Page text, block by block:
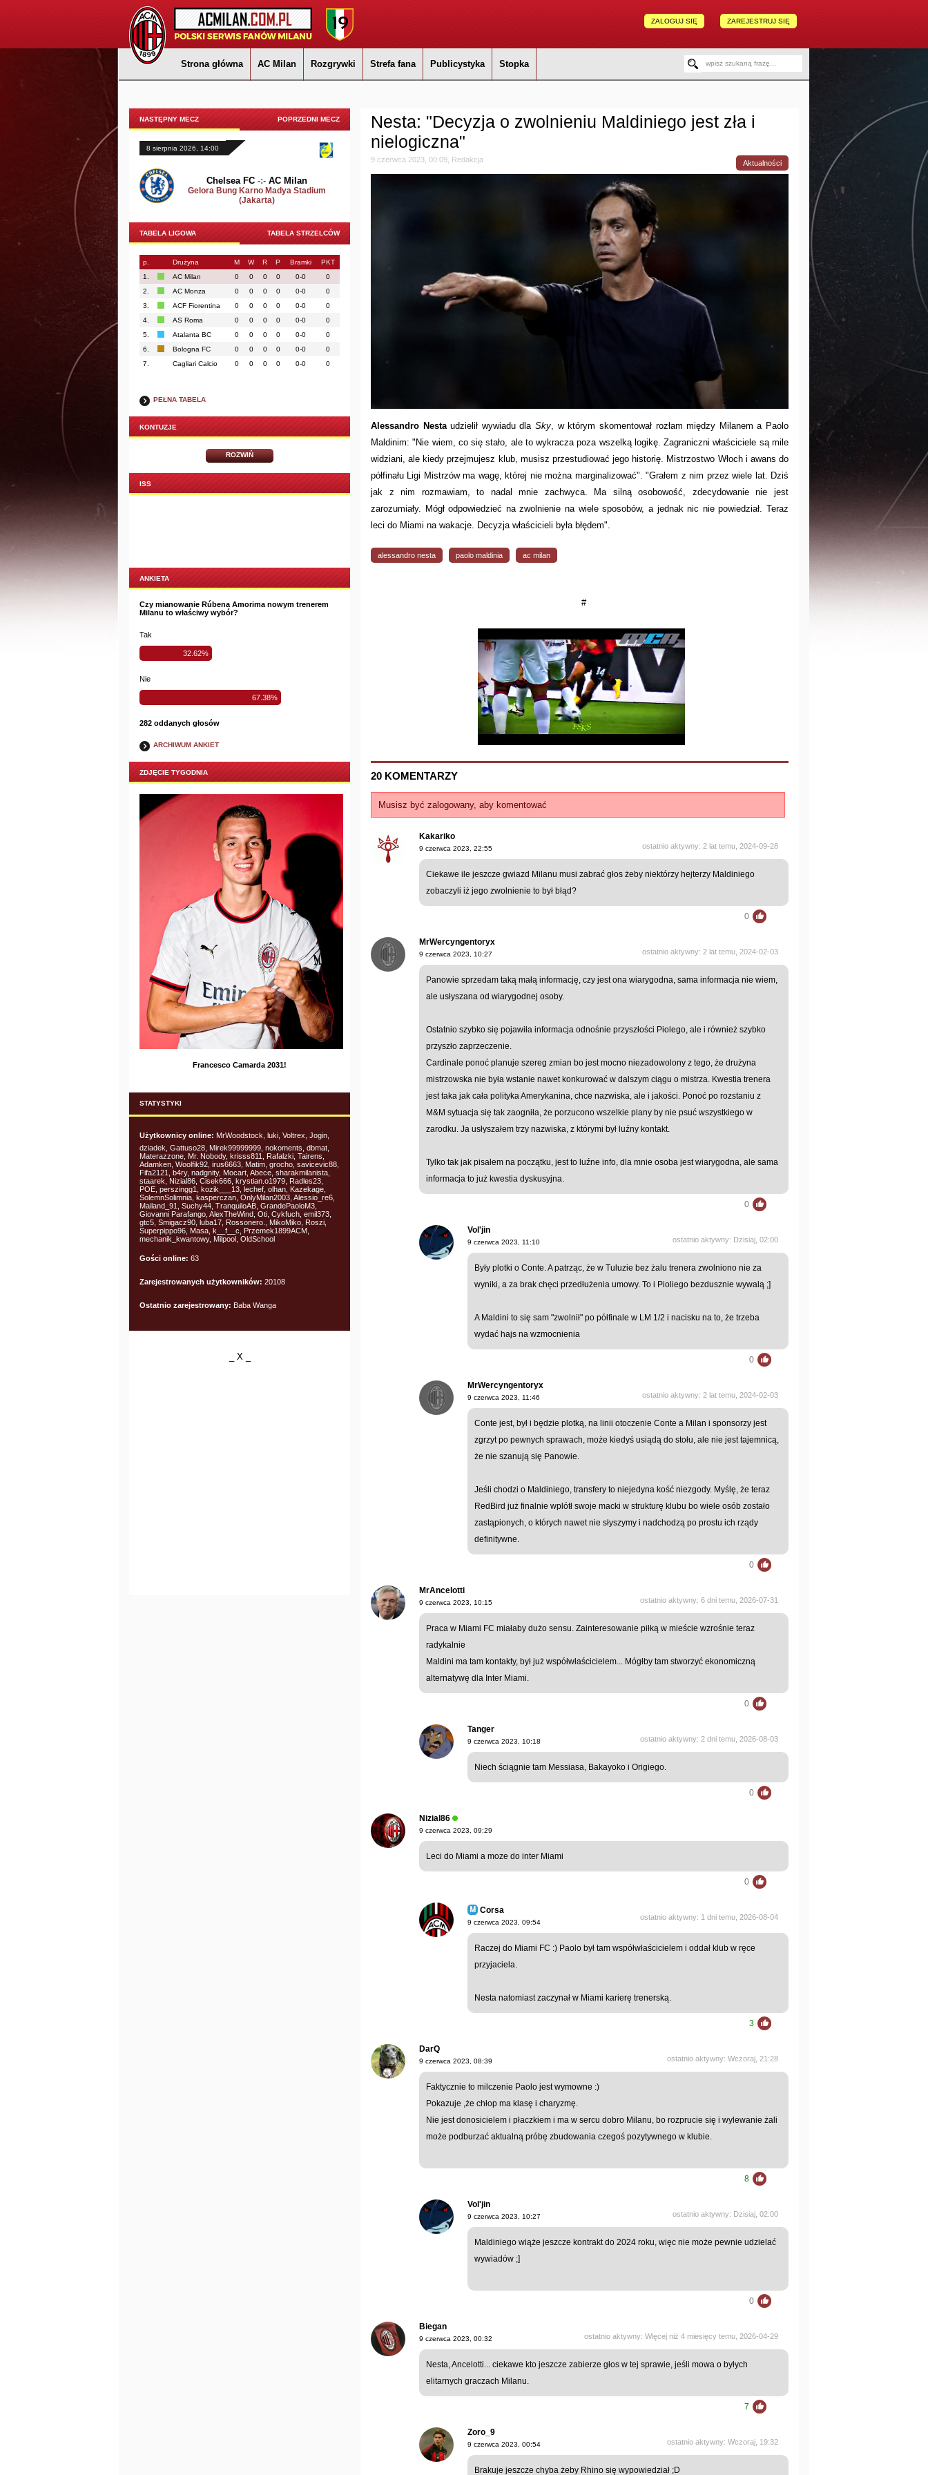
ZAREJESTRUJ SIĘ
ZALOGUJ SIĘ
Strona główna AC Milan Rozgrywki Strefa fana Publicystyka Stopka
NASTĘPNY MECZ POPRZEDNI MECZ
8 sierpnia 2026, 14:00
Chelsea FC -:- AC Milan
Gelora Bung Karno Madya Stadium
(Jakarta)
TABELA LIGOWA TABELA STRZELCÓW
p. Drużyna M W R P Bramki
PKT
1.
AC Milan 0 0 0 0 0-0
0
2.
AC Monza 0 0 0 0 0-0
0
3.
ACF Fiorentina 0 0 0 0 0-0
0
4.
AS Roma 0 0 0 0 0-0
0
5.
Atalanta BC 0 0 0 0 0-0
0
6.
Bologna FC 0 0 0 0 0-0
0
7.
Cagliari Calcio 0 0 0 0 0-0 0
PEŁNA TABELA
KONTUZJE
ROZWIŃ
ISS
ANKIETA
Czy mianowanie Rúbena Amorima nowym trenerem
Milanu to właściwy wybór?
Tak
32.62%
Nie
67.38%
282 oddanych głosów
ARCHIWUM ANKIET
ZDJĘCIE TYGODNIA
Francesco Camarda 2031!
STATYSTYKI
Użytkownicy online: MrWoodstock, luki, Voltrex, Jogin,
dziadek, Gattuso28, Mirek99999999, nokoments, dbmat,
Materazzone, Mr. Nobody, krisss811, Rafalzki, Tairens,
Adamken, Woolfik92, irus6663, Matim, grocho, savicevic88,
Fifa2121, b4ry, nadgnity, Mocart, Abece, sharakmilanista,
staarek, Nizial86, Cisek666, krystian.o1979, Radles23,
POE, perszingg1, kozik___13, lechef, olhan, Kazekage,
SolemnSolimnia, kasperczan, OnlyMilan2003, Alessio_re6,
Mailand_91, Suchy44, TranquiloAB, GrandePaoloM3,
Giovanni Parafango, AlexTheWind, Oti, Cykfuch, emil373,
gtc5, Smigacz90, luba17, Rossonero., MikoMiko, Roszi,
Superpippo96, Masa, k__f__c, Przemek1899ACM,
mechanik_kwantowy, Milpool, OldSchool
Gości online: 63
Zarejestrowanych użytkowników: 20108
Ostatnio zarejestrowany: Baba Wanga
_ X _
Nesta: "Decyzja o zwolnieniu Maldiniego jest zła i
nielogiczna"
9 czerwca 2023, 00:09, Redakcja Aktualności
Alessandro Nestaudzielił wywiadu dlaSky , w którym skomentował rozłam między Milanem a Paolo
Maldinim: "Nie wiem, co się stało, ale to wykracza poza wszelką logikę. Zagraniczni właściciele są mile
widziani, ale kiedy przejmujesz klub, musisz przestudiować jego historię. Mistrzostwo Włoch i awans do
półfinału Ligi Mistrzów ma wagę, której nie można marginalizować". "Grałem z nim przez wiele lat. Dziś
jak z nim rozmawiam, to nadal mnie zachwyca. Ma silną osobowość, zdecydowanie nie jest
zarozumiały. Mógł odpowiedzieć na zwolnienie na wiele sposobów, a jednak nic nie powiedział. Teraz
leci do Miami na wakacje. Decyzja właścicieli była błędem".
alessandro nesta paolo maldinia ac milan
#
20 KOMENTARZY
Musisz być zalogowany, aby komentować
Kakariko
ostatnio aktywny: 2 lat temu, 2024-09-28
9 czerwca 2023, 22:55
Ciekawe ile jeszcze gwiazd Milanu musi zabrać głos żeby niektórzy hejterzy Maldiniego
zobaczyli iż jego zwolnienie to był błąd?
0
MrWercyngentoryx
ostatnio aktywny: 2 lat temu, 2024-02-03
9 czerwca 2023, 10:27
Panowie sprzedam taką małą informację, czy jest ona wiarygodna, sama informacja nie wiem,
ale usłyszana od wiarygodnej osoby.
Ostatnio szybko się pojawiła informacja odnośnie przyszłości Piolego, ale i również szybko
przyszło zaprzeczenie.
Cardinale ponoć planuje szereg zmian bo jest mocno niezadowolony z tego, że drużyna
mistrzowska nie była wstanie nawet konkurować w dalszym ciągu o mistrza. Kwestia trenera
jest taka jak cała polityka Amerykanina, chce nazwiska, ale i jakości. Ponoć po rozstaniu z
M&M sytuacja się tak zaogniła, że porzucono wszelkie plany by nie psuć wszystkiego w
zarodku. Ja usłyszałem trzy nazwiska, z którymi był luźny kontakt.
Tylko tak jak pisałem na początku, jest to luźne info, dla mnie osoba jest wiarygodna, ale sama
informacja to już kwestia dyskusyjna.
0
Vol'jin
ostatnio aktywny: Dzisiaj, 02:00
9 czerwca 2023, 11:10
Były plotki o Conte. A patrząc, że w Tuluzie bez żalu trenera zwolniono nie za
wyniki, a za brak chęci przedłużenia umowy. To i Pioliego bezdusznie wywalą ;]
A Maldini to się sam "zwolnił" po półfinale w LM 1/2 i nacisku na to, że trzeba
wydać hajs na wzmocnienia
0
MrWercyngentoryx
ostatnio aktywny: 2 lat temu, 2024-02-03
9 czerwca 2023, 11:46
Conte jest, był i będzie plotką, na linii otoczenie Conte a Milan i sponsorzy jest
zgrzyt po pewnych sprawach, może kiedyś usiądą do stołu, ale nie jest tajemnicą,
że nie szanują się Panowie.
Jeśli chodzi o Maldiniego, transfery to niejedyna kość niezgody. Myślę, że teraz
RedBird już finalnie wplótł swoje macki w strukturę klubu bo wiele osób zostało
zastąpionych, o których nawet nie słyszymy i nadchodzą po prostu ich rządy
definitywne.
0
MrAncelotti
ostatnio aktywny: 6 dni temu, 2026-07-31
9 czerwca 2023, 10:15
Praca w Miami FC miałaby dużo sensu. Zainteresowanie piłką w mieście wzrośnie teraz
radykalnie
Maldini ma tam kontakty, był już współwłaścicielem... Mógłby tam stworzyć ekonomiczną
alternatywę dla Inter Miami.
0
Tanger
ostatnio aktywny: 2 dni temu, 2026-08-03
9 czerwca 2023, 10:18
Niech ściągnie tam Messiasa, Bakayoko i Origiego.
0
Nizial86
9 czerwca 2023, 09:29
Leci do Miami a moze do inter Miami
0
Corsa
ostatnio aktywny: 1 dni temu, 2026-08-04
9 czerwca 2023, 09:54
Raczej do Miami FC :) Paolo był tam współwłaścicielem i oddał klub w ręce
przyjaciela.
Nesta natomiast zaczynał w Miami karierę trenerską.
3
DarQ
ostatnio aktywny: Wczoraj, 21:28
9 czerwca 2023, 08:39
Faktycznie to milczenie Paolo jest wymowne :)
Pokazuje ,że chłop ma klasę i charyzmę.
Nie jest donosicielem i płaczkiem i ma w sercu dobro Milanu, bo rozprucie się i wylewanie żali
może podburzać aktualną próbę zbudowania czegoś pozytywnego w klubie.
8
Vol'jin
ostatnio aktywny: Dzisiaj, 02:00
9 czerwca 2023, 10:27
Maldiniego wiąże jeszcze kontrakt do 2024 roku, więc nie może pewnie udzielać
wywiadów ;]
0
Biegan
ostatnio aktywny: Więcej niż 4 miesięcy temu, 2026-04-29
9 czerwca 2023, 00:32
Nesta, Ancelotti... ciekawe kto jeszcze zabierze głos w tej sprawie, jeśli mowa o byłych
elitarnych graczach Milanu.
7
Zoro_9
ostatnio aktywny: Wczoraj, 19:32
9 czerwca 2023, 00:54
Brakuje jeszcze chyba żeby Rhino się wypowiedział ;D